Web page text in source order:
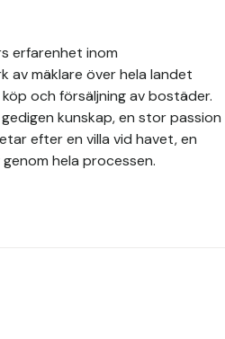
erfarenhet inom
mäklare över hela landet
och försäljning av bostäder.
kunskap, en stor passion
efter en villa vid havet, en
hela processen.